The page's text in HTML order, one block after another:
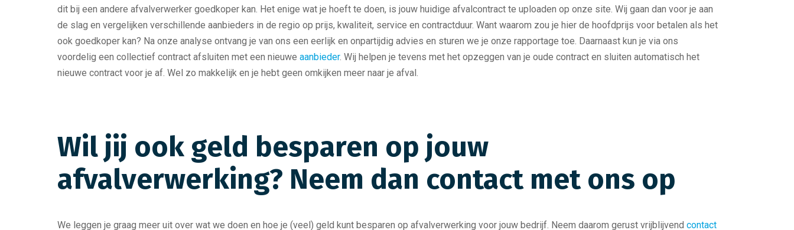
dit bij een andere afvalverwerker goedkoper kan. Het enige wat je hoeft te doen, is jouw huidige afvalcontract te uploaden op onze site. Wij gaan dan voor je aan
de slag en vergelijken verschillende aanbieders in de regio op prijs, kwaliteit, service en contractduur. Want waarom zou je hier de hoofdprijs voor betalen als het
ook goedkoper kan? Na onze analyse ontvang je van ons een eerlijk en onpartijdig advies en sturen we je onze rapportage toe. Daarnaast kun je via ons
voordelig een collectief contract afsluiten met een nieuwe aanbieder. Wij helpen je tevens met het opzeggen van je oude contract en sluiten automatisch het
nieuwe contract voor je af. Wel zo makkelijk en je hebt geen omkijken meer naar je afval.
Wil jij ook geld besparen op jouw
afvalverwerking? Neem dan contact met ons op
We leggen je graag meer uit over wat we doen en hoe je (veel) geld kunt besparen op afvalverwerking voor jouw bedrijf. Neem daarom gerust vrijblijvend contact